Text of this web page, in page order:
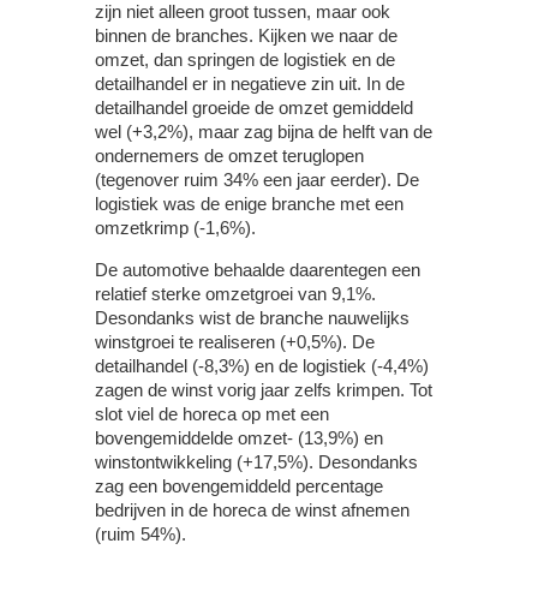
zijn niet alleen groot tussen, maar ook
binnen de branches. Kijken we naar de
omzet, dan springen de logistiek en de
detailhandel er in negatieve zin uit. In de
detailhandel groeide de omzet gemiddeld
wel (+3,2%), maar zag bijna de helft van de
ondernemers de omzet teruglopen
(tegenover ruim 34% een jaar eerder). De
logistiek was de enige branche met een
omzetkrimp (-1,6%).
De automotive behaalde daarentegen een
relatief sterke omzetgroei van 9,1%.
Desondanks wist de branche nauwelijks
winstgroei te realiseren (+0,5%). De
detailhandel (-8,3%) en de logistiek (-4,4%)
zagen de winst vorig jaar zelfs krimpen. Tot
slot viel de horeca op met een
bovengemiddelde omzet- (13,9%) en
winstontwikkeling (+17,5%). Desondanks
zag een bovengemiddeld percentage
bedrijven in de horeca de winst afnemen
(ruim 54%).